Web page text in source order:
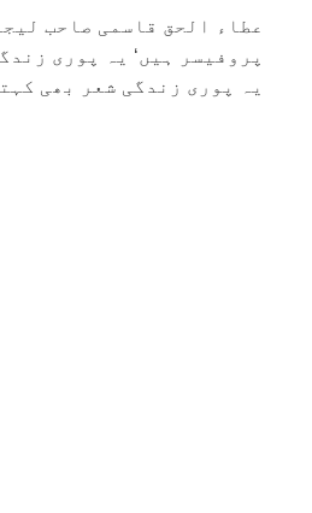
عطاء الحق قاسمی صاحب
پروفیسر ہیں‘ یہ پوری
یہ پوری زندگی شعر بھی